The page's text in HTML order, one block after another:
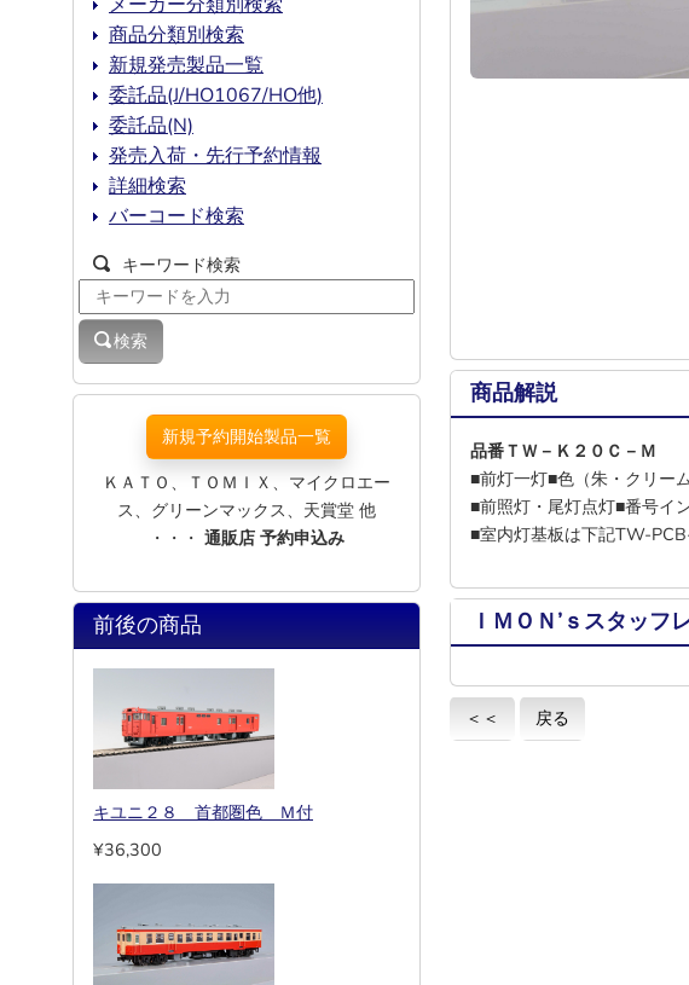
商品解説
品番ＴＷ－Ｋ２０Ｃ－Ｍ
■前灯一灯■色（朱・クリーム
■前照灯・尾灯点灯■番号イ
■室内灯基板は下記TW-
ＩＭＯＮ’ｓスタッフ
＜＜ 戻る
商品分類別検索
新規発売製品一覧
委託品(J/HO1067/HO他)
委託品(N)
発売入荷・先行予約情報
詳細検索
バーコード検索
キーワード検索
検索
新規予約開始製品一覧
ＫＡＴＯ、ＴＯＭＩＸ、マイクロエー
ス、グリーンマックス、天賞堂 他
・・・ 通販店 予約申込み
前後の商品
キユニ２８ 首都圏色 Ｍ付
¥36,300